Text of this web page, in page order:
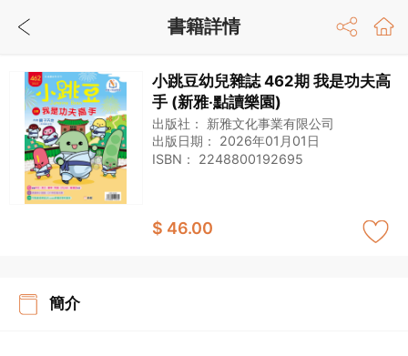
小跳豆幼兒雜誌 462期 我是功夫高
手 (新雅‧點讀樂園)
出版社： 新雅文化事業有限公司
出版日期： 2026年01月01日
ISBN： 2248800192695
$ 46.00
簡介
書籍詳情